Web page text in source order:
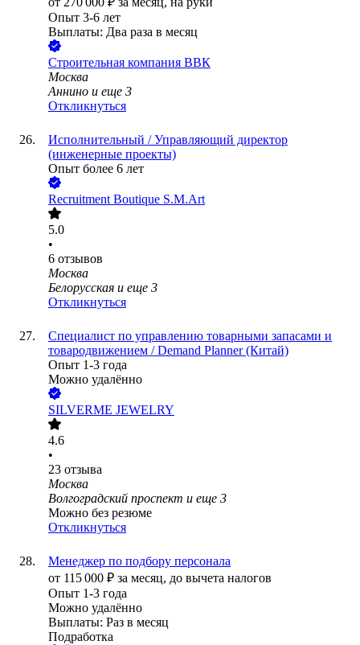
Опыт 3-6 лет
Выплаты: Два раза в месяц
Строительная компания ВВК
Москва
Аннино и еще 3
Откликнуться
Исполнительный / Управляющий директор
(инженерные проекты)
Опыт более 6 лет
Recruitment Boutique S.M.Art
5.0
•
6 отзывов
Москва
Белорусская и еще 3
Откликнуться
Специалист по управлению товарными запасами и
товародвижением / Demand Planner (Китай)
Опыт 1-3 года
Можно удалённо
SILVERME JEWELRY
4.6
•
23 отзыва
Москва
Волгоградский проспект и еще 3
Можно без резюме
Откликнуться
Менеджер по подбору персонала
от 115 000 ₽ за месяц, до вычета налогов
Опыт 1-3 года
Можно удалённо
Выплаты: Раз в месяц
Подработка